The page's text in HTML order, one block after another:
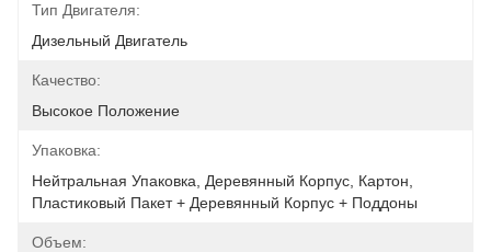
Тип Двигателя:
Дизельный Двигатель
Качество:
Высокое Положение
Упаковка:
Нейтральная Упаковка, Деревянный Корпус, Картон,
Пластиковый Пакет + Деревянный Корпус + Поддоны
Объем: